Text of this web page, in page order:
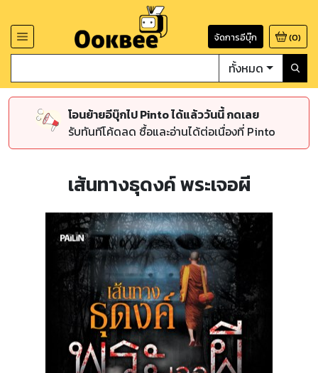
จัดการอีบุ๊ก (0)
ทั้งหมด
โอนย้ายอีบุ๊กไป Pinto ได้แล้ววันนี้ กดเลย
รับทันทีโค้ดลด ซื้อและอ่านได้ต่อเนื่องที่ Pinto
เส้นทางธุดงค์ พระเจอผี